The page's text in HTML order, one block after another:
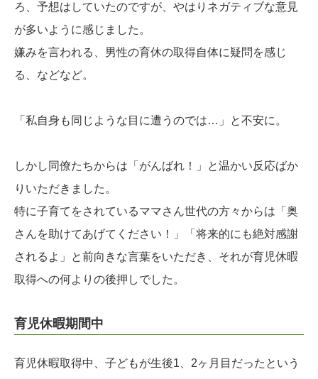
ろ、予想はしていたのですが、やはりネガティブな意見
が多いように感じました。
嫌みを言われる、男性の育休の取得自体に疑問を感じ
る、などなど。
「私自身も同じような目に遭うのでは…」と不安に。
しかし同僚たちからは「がんばれ！」と温かい反応ばか
りいただきました。
特に子育てをされているママさん世代の方々からは「奥
さんを助けてあげてください！」「将来的にも絶対感謝
されるよ」と前向きな言葉をいただき、それが育児休暇
取得への何よりの後押しでした。
育児休暇期間中
育児休暇取得中、子どもが生後1、2ヶ月目だったという